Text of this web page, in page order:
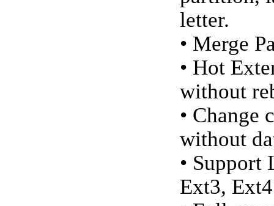
letter.
• Merge
• Hot
without
• Change
without
• Support
Ext3,